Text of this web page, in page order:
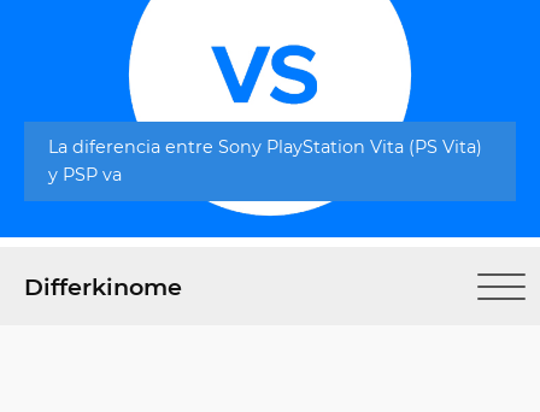
La diferencia entre Sony PlayStation Vita (PS Vita)
y PSP va
Differkinome